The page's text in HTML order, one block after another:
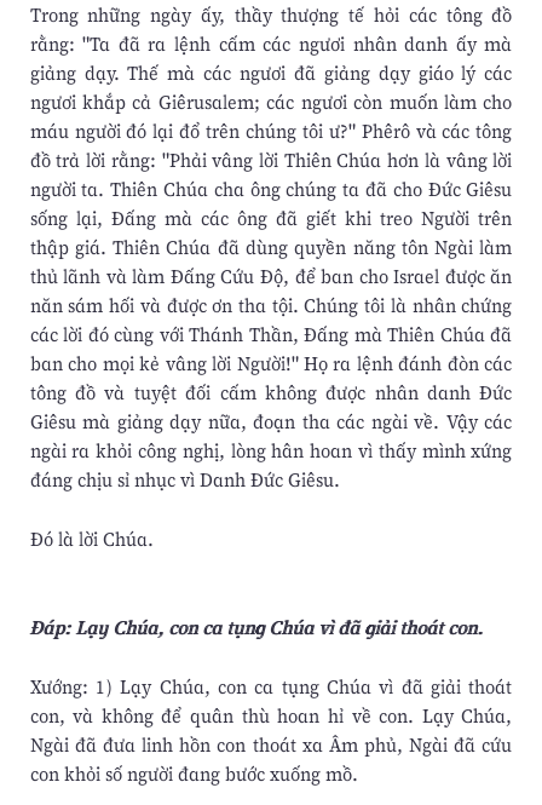
Trong những ngày ấy, thầy thượng tế hỏi các tông đồ
rằng: "Ta đã ra lệnh cấm các ngươi nhân danh ấy mà
giảng dạy. Thế mà các ngươi đã giảng dạy giáo lý các
ngươi khắp cả Giêrusalem; các ngươi còn muốn làm cho
máu người đó lại đổ trên chúng tôi ư?" Phêrô và các tông
đồ trả lời rằng: "Phải vâng lời Thiên Chúa hơn là vâng lời
người ta. Thiên Chúa cha ông chúng ta đã cho Ðức Giêsu
sống lại, Ðấng mà các ông đã giết khi treo Người trên
thập giá. Thiên Chúa đã dùng quyền năng tôn Ngài làm
thủ lãnh và làm Ðấng Cứu Ðộ, để ban cho Israel được ăn
năn sám hối và được ơn tha tội. Chúng tôi là nhân chứng
các lời đó cùng với Thánh Thần, Ðấng mà Thiên Chúa đã
ban cho mọi kẻ vâng lời Người!" Họ ra lệnh đánh đòn các
tông đồ và tuyệt đối cấm không được nhân danh Ðức
Giêsu mà giảng dạy nữa, đoạn tha các ngài về. Vậy các
ngài ra khỏi công nghị, lòng hân hoan vì thấy mình xứng
đáng chịu sỉ nhục vì Danh Ðức Giêsu.
Ðó là lời Chúa.
Ðáp: Lạy Chúa, con ca tụng Chúa vì đã giải thoát con.
Xướng: 1) Lạy Chúa, con ca tụng Chúa vì đã giải thoát
con, và không để quân thù hoan hỉ về con. Lạy Chúa,
Ngài đã đưa linh hồn con thoát xa Âm phủ, Ngài đã cứu
con khỏi số người đang bước xuống mồ.